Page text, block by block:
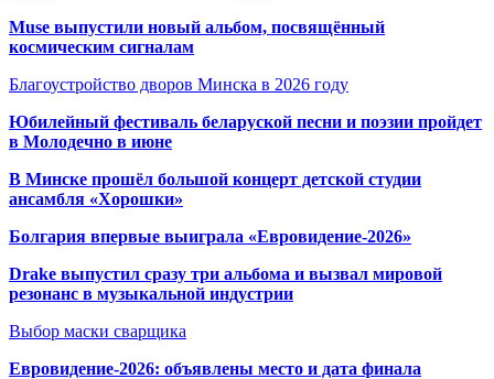
Muse выпустили новый альбом, посвящённый
космическим сигналам
Благоустройство дворов Минска в 2026 году
Юбилейный фестиваль беларуской песни и поэзии пройдет
в Молодечно в июне
В Минске прошёл большой концерт детской студии
ансамбля «Хорошки»
Болгария впервые выиграла «Евровидение-2026»
Drake выпустил сразу три альбома и вызвал мировой
резонанс в музыкальной индустрии
Выбор маски сварщика
Евровидение-2026: объявлены место и дата финала